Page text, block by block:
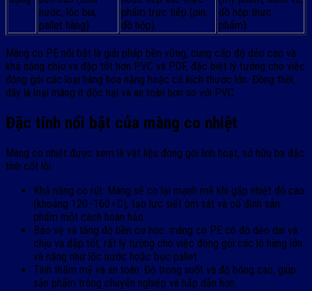
nước, lốc bia,
pallet hàng).
phẩm trực tiếp (pin,
đồ hộp).
đồ hộp thực
phẩm).
Màng co PE nổi bật là giải pháp bền vững, cung cấp độ dẻo cao và
khả năng chịu va đập tốt hơn PVC và POF, đặc biệt lý tưởng cho việc
đóng gói các loại hàng hóa nặng hoặc có kích thước lớn. Đồng thời,
đây là loại màng ít độc hại và an toàn hơn so với PVC.
Đặc tính nổi bật của màng co nhiệt
Màng co nhiệt được xem là vật liệu đóng gói linh hoạt, sở hữu ba đặc
tính cốt lõi:
Khả năng co rút: Màng sẽ co lại mạnh mẽ khi gặp nhiệt độ cao
(khoảng 120−160∘C), tạo lực siết ôm sát và cố định sản
phẩm một cách hoàn hảo.
Bảo vệ và tăng độ bền cơ học: màng co PE có độ dẻo dai và
chịu va đập tốt, rất lý tưởng cho việc đóng gói các lô hàng lớn
và nặng như lốc nước hoặc bọc pallet.
Tính thẩm mỹ và an toàn: Độ trong suốt và độ bóng cao, giúp
sản phẩm trông chuyên nghiệp và hấp dẫn hơn.